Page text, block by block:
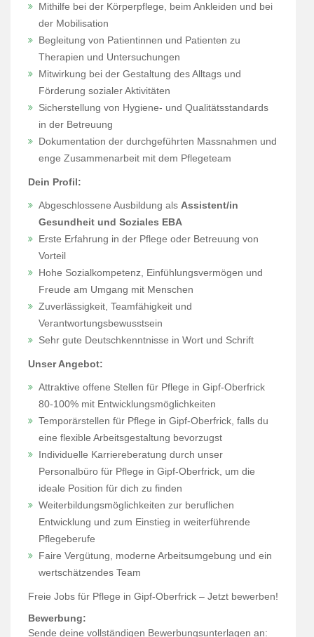
Mithilfe bei der Körperpflege, beim Ankleiden und bei
der Mobilisation
Begleitung von Patientinnen und Patienten zu
Therapien und Untersuchungen
Mitwirkung bei der Gestaltung des Alltags und
Förderung sozialer Aktivitäten
Sicherstellung von Hygiene- und Qualitätsstandards
in der Betreuung
Dokumentation der durchgeführten Massnahmen und
enge Zusammenarbeit mit dem Pflegeteam
Dein Profil:
Abgeschlossene Ausbildung als Assistent/in
Gesundheit und Soziales EBA
Erste Erfahrung in der Pflege oder Betreuung von
Vorteil
Hohe Sozialkompetenz, Einfühlungsvermögen und
Freude am Umgang mit Menschen
Zuverlässigkeit, Teamfähigkeit und
Verantwortungsbewusstsein
Sehr gute Deutschkenntnisse in Wort und Schrift
Unser Angebot:
Attraktive offene Stellen für Pflege in Gipf-Oberfrick
80-100% mit Entwicklungsmöglichkeiten
Temporärstellen für Pflege in Gipf-Oberfrick, falls du
eine flexible Arbeitsgestaltung bevorzugst
Individuelle Karriereberatung durch unser
Personalbüro für Pflege in Gipf-Oberfrick, um die
ideale Position für dich zu finden
Weiterbildungsmöglichkeiten zur beruflichen
Entwicklung und zum Einstieg in weiterführende
Pflegeberufe
Faire Vergütung, moderne Arbeitsumgebung und ein
wertschätzendes Team
Freie Jobs für Pflege in Gipf-Oberfrick – Jetzt bewerben!
Bewerbung:
Sende deine vollständigen Bewerbungsunterlagen an: